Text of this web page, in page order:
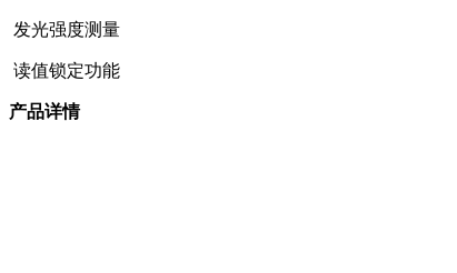
发光强度测量
读值锁定功能
产品详情